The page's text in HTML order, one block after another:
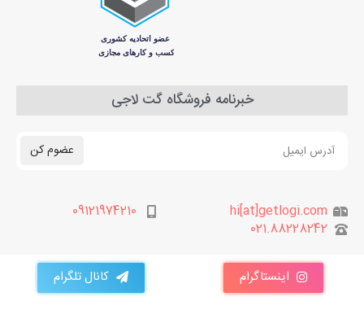
خبرنامه فروشگاه گت لاجی
عضوم کن
hi[at]getlogi.com
09121974210
021.88228242
اینستاگرام کانال تلگرام